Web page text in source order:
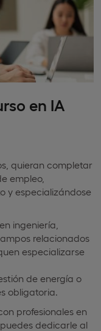
en IA
quieran completar
empleo,
y especializándose
ingeniería,
relacionados
especializarse
de energía o
obligatoria.
profesionales en
dedicarle al